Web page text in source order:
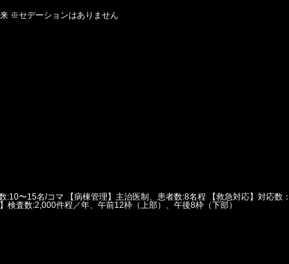
※セデーションはありません
〜15名/コマ 【病棟管理】主治医制、患者数:8名程 【救急対応】対応数
査数:2,000件程／年、午前12枠（上部）、午後8枠（下部）